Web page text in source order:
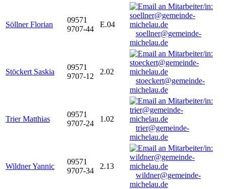
Söllner Florian
09571
9707-44
E.04
soellner@gemeinde-
michelau.de
Stöckert Saskia
09571
9707-12
2.02
stoeckert@gemeinde-
michelau.de
Trier Matthias
09571
9707-24
1.02
trier@gemeinde-
michelau.de
Wildner Yannic
09571
9707-34
2.13
wildner@gemeinde-
michelau.de